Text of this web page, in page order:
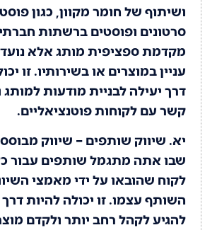
ושיתוף של חומר מקוון, כגון
סרטונים ופוסטים ברשתות
מקדמת ספציפית מותג אלא
עניין במוצרים או בשירותיו. זו
דרך יעילה לבניית מודעות למותג
קשר עם לקוחות פוטנציאליים.
יא. שיווק שותפים – שיווק
שבו אתה מתגמל שותפים עבור
לקוח שהובאו על ידי מאמצי
השותף עצמו. זו יכולה להיות דרך
להגיע לקהל רחב יותר ולקדם